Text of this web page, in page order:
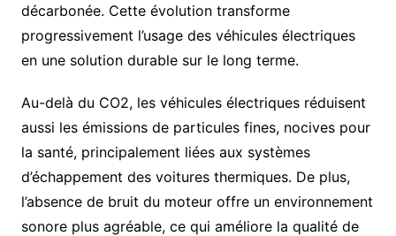
décarbonée. Cette évolution transforme
progressivement l’usage des véhicules électriques
en une solution durable sur le long terme.
Au-delà du CO2, les véhicules électriques réduisent
aussi les émissions de particules fines, nocives pour
la santé, principalement liées aux systèmes
d’échappement des voitures thermiques. De plus,
l’absence de bruit du moteur offre un environnement
sonore plus agréable, ce qui améliore la qualité de